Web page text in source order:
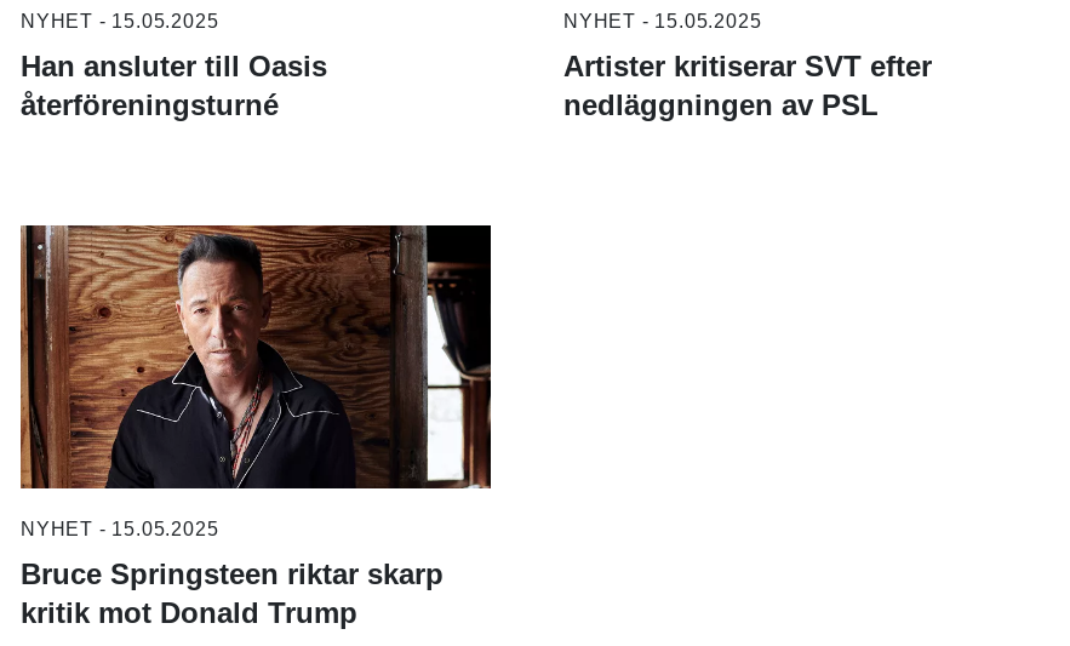
NYHET - 15.05.2025
Han ansluter till Oasis
återföreningsturné
NYHET - 15.05.2025
Artister kritiserar SVT efter
nedläggningen av PSL
NYHET - 15.05.2025
Bruce Springsteen riktar skarp
kritik mot Donald Trump